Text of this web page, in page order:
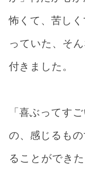
怖くて、苦し
っていた、そ
付きました。
「喜ぶってす
の、感じるも
ることができ